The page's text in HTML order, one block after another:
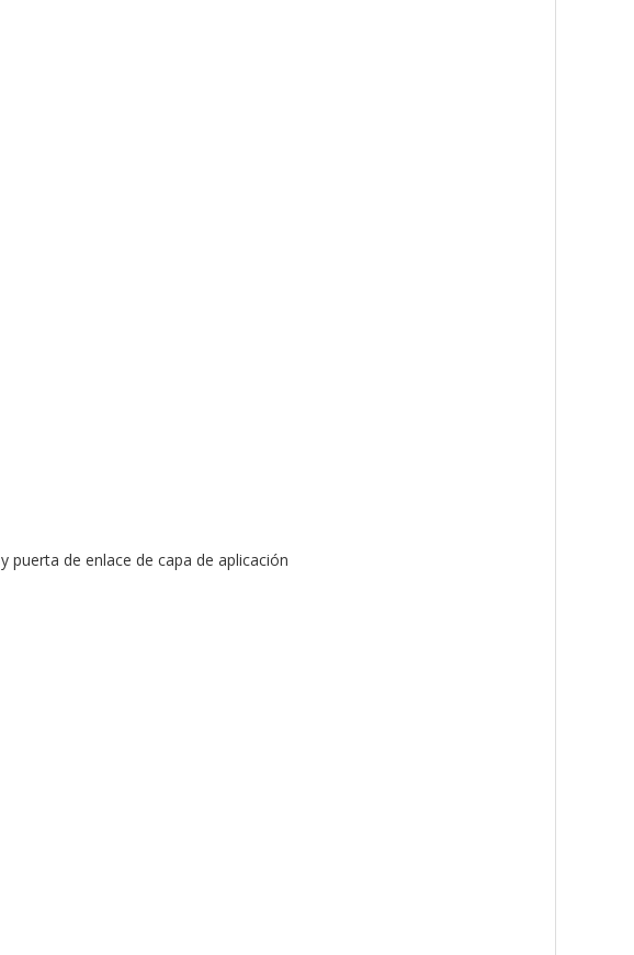
puerta de enlace de capa de aplicación